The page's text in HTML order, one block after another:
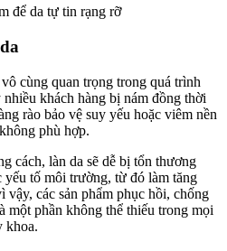
để da tự tin rạng rỡ
cùng quan trọng trong quá trình
khách hàng bị nám đồng thời
rào bảo vệ suy yếu hoặc viêm nền
phù hợp.
cách, làn da sẽ dễ bị tổn thương
yếu tố môi trường, từ đó làm tăng
các sản phẩm phục hồi, chống
một phần không thể thiếu trong mọi
khoa.